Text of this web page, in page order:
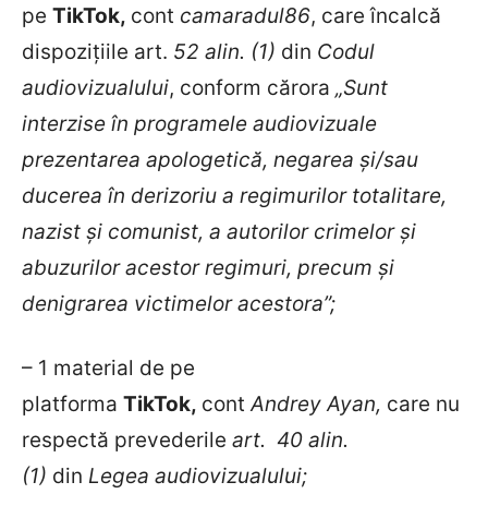
pe TikTok, cont camaradul86, care încalcă
dispozițiile art. 52 alin. (1) din Codul
audiovizualului, conform cărora „Sunt
interzise în programele audiovizuale
prezentarea apologetică, negarea şi/sau
ducerea în derizoriu a regimurilor totalitare,
nazist şi comunist, a autorilor crimelor şi
abuzurilor acestor regimuri, precum şi
denigrarea victimelor acestora”;
– 1 material de pe
platforma TikTok, cont Andrey Ayan, care nu
respectă prevederile art. 40 alin.
(1) din Legea audiovizualului;